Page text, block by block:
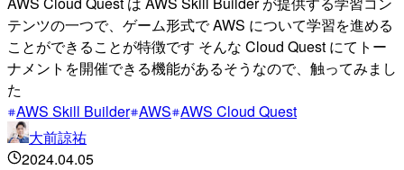
テンツの一つで、ゲーム形式で AWS について学習を進める
ことができることが特徴です そんな Cloud Quest にてトー
ナメントを開催できる機能があるそうなので、触ってみまし
た
AWS Skill Builder AWS AWS Cloud Quest
大前諒祐
2024.04.05